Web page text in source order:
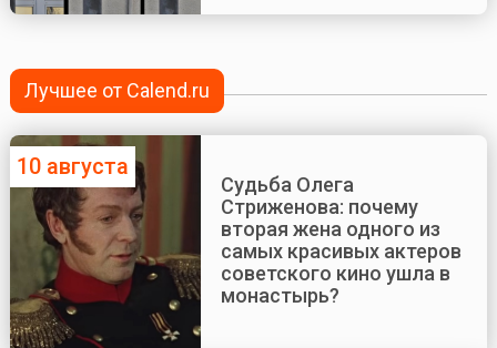
Лучшее от Calend.ru
10 августа
Судьба Олега
Стриженова: почему
вторая жена одного из
самых красивых актеров
советского кино ушла в
монастырь?